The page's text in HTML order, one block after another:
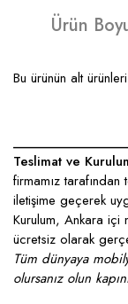
Ürün
Bu ürünün alt
Teslimat ve
firmamız
iletişime geçerek
Kurulum, Ankara
ücretsiz olarak
Tüm dünyaya
olursanız olun